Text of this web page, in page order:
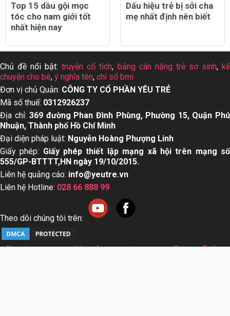
Top 15 dầu gội mọc
tóc cho nam giới tốt
nhất hiện nay
Dấu hiệu trẻ bị sởi cha
mẹ nhất định nên biết
Chủ đề nổi bật:truyện cổ tích, bảng cân nặng trẻ sơ sinh, kể
chuyện cho bé, ý nghĩa tên, chỉ số bmi
Đơn vị chủ Quản: CÔNG TY CỔ PHẦN YÊU TRẺ
Mã số thuế: 0312926237
Địa chỉ:369 đường Phan Đình Phùng, Phường 15, Quận Phú
Nhuận, Thành phố Hồ Chí Minh
Đại diện pháp luật: Nguyễn Hoàng Phượng Linh
Giấy phép: Giấy phép thiết lập mạng xã hội trên mạng số
555/GP-BTTTT,HN ngày 19/10/2015.
Liên hệ quảng cáo: info@yeutre.vn
Liên hệ Hotline: 028 66 888 99
Theo dõi chúng tôi trên:
About us User Agreement
Privacy Policy